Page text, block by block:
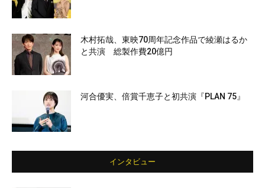
木村拓哉、東映70周年記念作品で綾瀬はるか
と共演 総製作費20億円
河合優実、倍賞千恵子と初共演『PLAN 75』
インタビュー